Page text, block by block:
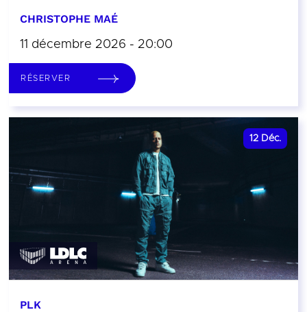
CHRISTOPHE MAÉ
11 décembre 2026 - 20:00
RÉSERVER
12 Déc.
PLK